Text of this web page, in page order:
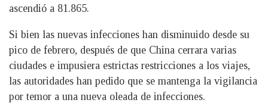
ascendió a 81.865.
Si bien las nuevas infecciones han disminuido desde su
pico de febrero, después de que China cerrara varias
ciudades e impusiera estrictas restricciones a los viajes,
las autoridades han pedido que se mantenga la vigilancia
por temor a una nueva oleada de infecciones.